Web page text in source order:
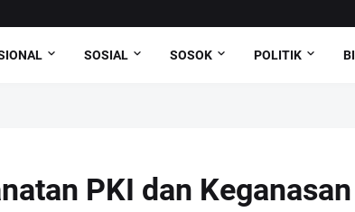
SOSIAL SOSOK POLITIK
PKI dan Keganasan